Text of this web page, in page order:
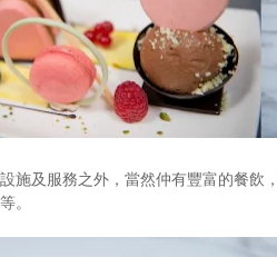
施及服務之外，當然仲有豐富的餐
。